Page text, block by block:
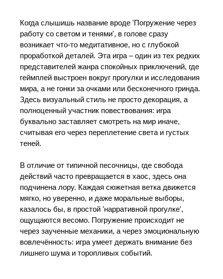
Когда слышишь название вроде 'Погружение через
работу со светом и тенями', в голове сразу
возникает что-то медитативное, но с глубокой
проработкой деталей. Эта игра – один из тех редких
представителей жанра спокойных приключений, где
геймплей выстроен вокруг прогулки и исследования
мира, а не гонки за очками или бесконечного гринда.
Здесь визуальный стиль не просто декорация, а
полноценный участник повествования: игра
буквально заставляет смотреть на мир иначе,
считывая его через переплетение света и густых
теней.
В отличие от типичной песочницы, где свобода
действий часто превращается в хаос, здесь она
подчинена лору. Каждая сюжетная ветка движется
мягко, но уверенно, и даже моральные выборы,
казалось бы, в простой 'нарративной прогулке',
ощущаются весомо. Погружение происходит не
через заученные механики, а через эмоциональную
вовлечённость: игра умеет держать внимание без
лишнего шума и торопливых событий.